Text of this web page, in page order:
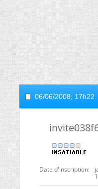
06/06/2008, 17h22
Date d'inscription